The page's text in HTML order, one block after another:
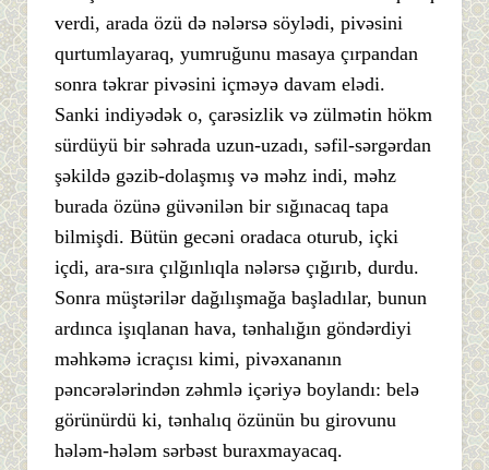
verdi, arada özü də nələrsə söylədi, pivəsini
qurtumlayaraq, yumruğunu masaya çırpandan
sonra təkrar pivəsini içməyə davam elədi.
Sanki indiyədək o, çarəsizlik və zülmətin hökm
sürdüyü bir səhrada uzun-uzadı, səfil-sərgərdan
şəkildə gəzib-dolaşmış və məhz indi, məhz
burada özünə güvənilən bir sığınacaq tapa
bilmişdi. Bütün gecəni oradaca oturub, içki
içdi, ara-sıra çılğınlıqla nələrsə çığırıb, durdu.
Sonra müştərilər dağılışmağa başladılar, bunun
ardınca işıqlanan hava, tənhalığın göndərdiyi
məhkəmə icraçısı kimi, pivəxananın
pəncərələrindən zəhmlə içəriyə boylandı: belə
görünürdü ki, tənhalıq özünün bu girovunu
hələm-hələm sərbəst buraxmayacaq.